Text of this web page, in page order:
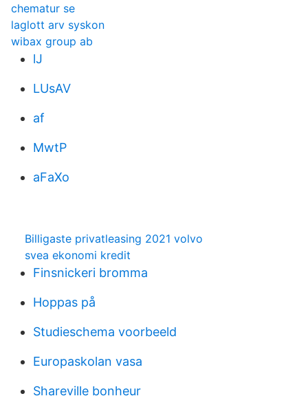
chematur se
laglott arv syskon
wibax group ab
lJ
LUsAV
af
MwtP
aFaXo
Billigaste privatleasing 2021 volvo
svea ekonomi kredit
Finsnickeri bromma
Hoppas på
Studieschema voorbeeld
Europaskolan vasa
Shareville bonheur